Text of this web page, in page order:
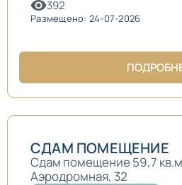
392
Размещено: 24-07-2026
СДАМ ПОМЕЩЕНИЕ
Сдам помещение 59,7
Аэродромная, 32